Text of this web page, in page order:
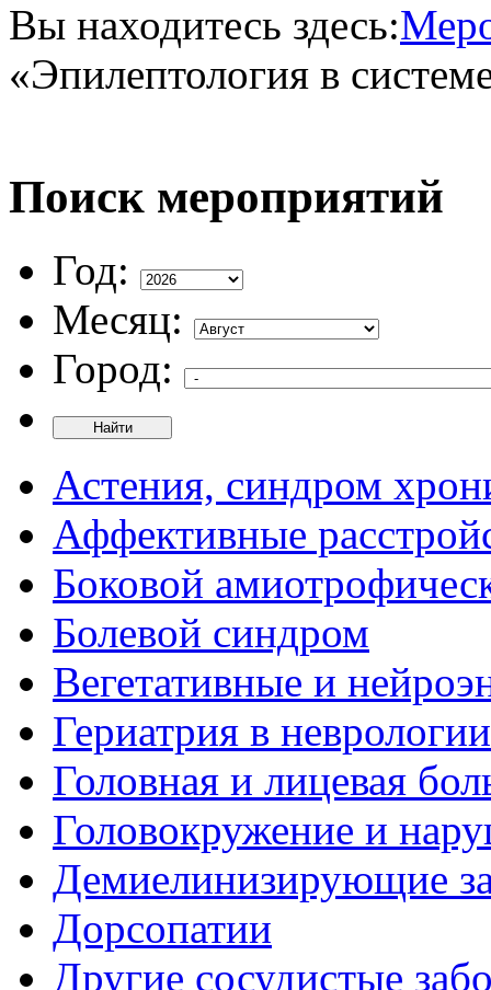
Вы находитесь здесь:
«Эпилептология в
Поиск мероприятий
Год:
Месяц:
Город:
Найти
Астения, синдром
Аффективные
Боковой
Болевой синдром
Вегетативные и
Гериатрия в неврологии
Головная и лицевая
Головокружение и
Демиелинизирующие
Дорсопатии
Другие сосудистые